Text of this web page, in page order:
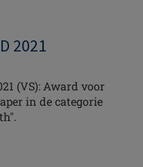
2021
(VS): Award voor
in de categorie